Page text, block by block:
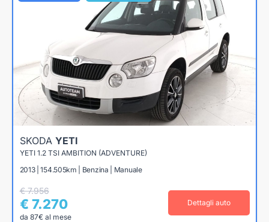
SKODA YETI
YETI 1.2 TSI AMBITION (ADVENTURE)
2013 | 154.505km | Benzina | Manuale
€ 7.956
€ 7.270
da 87€ al mese
Dettagli auto